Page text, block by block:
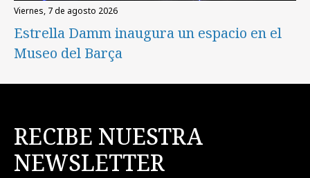
viernes, 7 de agosto 2026
Estrella Damm inaugura un espacio en el
Museo del Barça
RECIBE NUESTRA
NEWSLETTER